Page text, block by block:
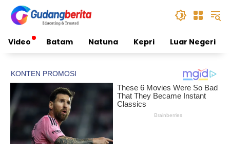
content
Video Batam Natuna Kepri Luar Negeri